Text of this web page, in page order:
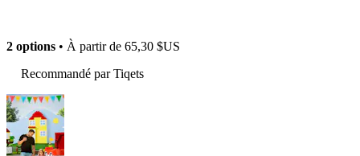
2 options • À partir de 65,30 $US
Recommandé par Tiqets